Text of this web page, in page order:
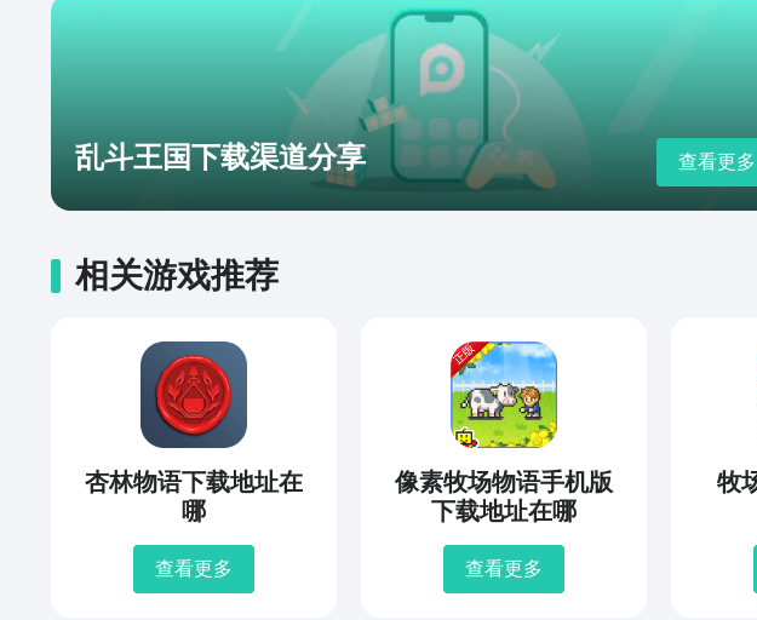
乱斗王国下载渠道分享 查看更多
相关游戏推荐
杏林物语下载地址在
哪
查看更多
像素牧场物语手机版
下载地址在哪
查看更多
牧